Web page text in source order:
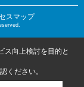
スマップ
ス向上検討を目的と
ください。